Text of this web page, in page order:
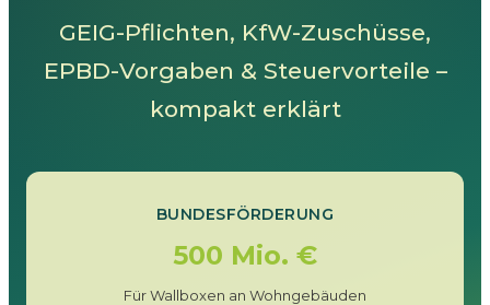
GEIG-Pflichten, KfW-Zuschüsse,
EPBD-Vorgaben & Steuervorteile –
kompakt erklärt
BUNDESFÖRDERUNG
500 Mio. €
Für Wallboxen an Wohngebäuden